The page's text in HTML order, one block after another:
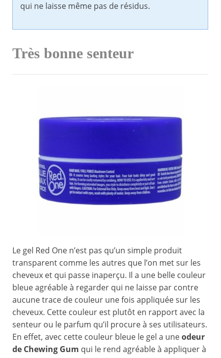
qui ne laisse même pas de résidus.
Très bonne senteur
Le gel Red One n’est pas qu’un simple produit
transparent comme les autres que l’on met sur les
cheveux et qui passe inaperçu. Il a une belle couleur
bleue agréable à regarder qui ne laisse par contre
aucune trace de couleur une fois appliquée sur les
cheveux. Cette couleur est plutôt en rapport avec la
senteur ou le parfum qu’il procure à ses utilisateurs.
En effet, avec cette couleur bleue le gel a uneodeur
de Chewing Gum qui le rend agréable à appliquer à